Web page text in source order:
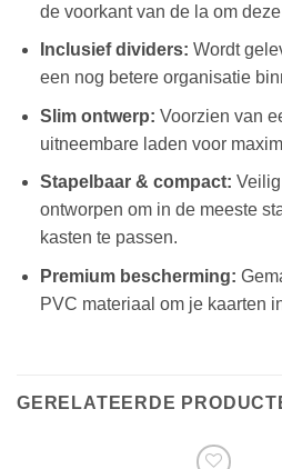
de voorkant van de la om
Inclusief dividers: Wordt
een nog betere organisatie
Slim ontwerp: Voorzien van
uitneembare laden voor
Stapelbaar & compact:
ontworpen om in de meeste
kasten te passen.
Premium bescherming:
PVC materiaal om je kaarten
GERELATEERDE